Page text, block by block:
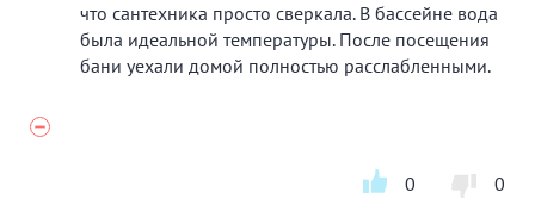
что сантехника просто сверкала. В бассейне вода
была идеальной температуры. После посещения
бани уехали домой полностью расслабленными.
0 0